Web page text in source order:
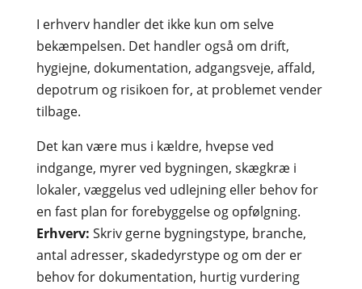
I erhverv handler det ikke kun om selve
bekæmpelsen. Det handler også om drift,
hygiejne, dokumentation, adgangsveje, affald,
depotrum og risikoen for, at problemet vender
tilbage.
Det kan være mus i kældre, hvepse ved
indgange, myrer ved bygningen, skægkræ i
lokaler, væggelus ved udlejning eller behov for
en fast plan for forebyggelse og opfølgning.
Erhverv: Skriv gerne bygningstype, branche,
antal adresser, skadedyrstype og om der er
behov for dokumentation, hurtig vurdering